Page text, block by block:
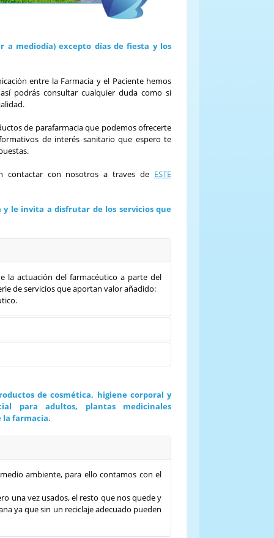
a mediodía) excepto días de fiesta y los
entre la Farmacia y el Paciente hemos
podrás consultar cualquier duda como si
de parafarmacia que podemos ofrecerte
de interés sanitario que espero te
contactar con nosotros a traves de ESTE
le invita a disfrutar de los servicios que
la actuación del farmacéutico a parte del
de servicios que aportan valor añadido:
personalizada de medicamentos. El
por el médico en los casos en que el
de la provisión de servicios y productos.
en Nutrición y Dietética y Especialista en
de cosmética, higiene corporal y
para adultos, plantas medicinales
la farmacia.
ambiente, para ello contamos con el
una vez usados, el resto que nos quede y
ya que sin un reciclaje adecuado pueden